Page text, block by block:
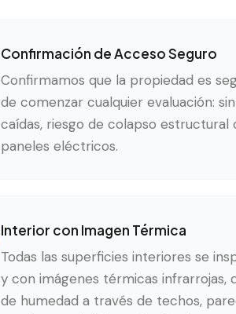
Confirmación de Acceso Seguro
Confirmamos que la propiedad es
de comenzar cualquier evaluación:
caídas, riesgo de colapso estructural
paneles eléctricos.
Interior con Imagen Térmica
Todas las superficies interiores se
y con imágenes térmicas infrarrojas,
de humedad a través de techos,